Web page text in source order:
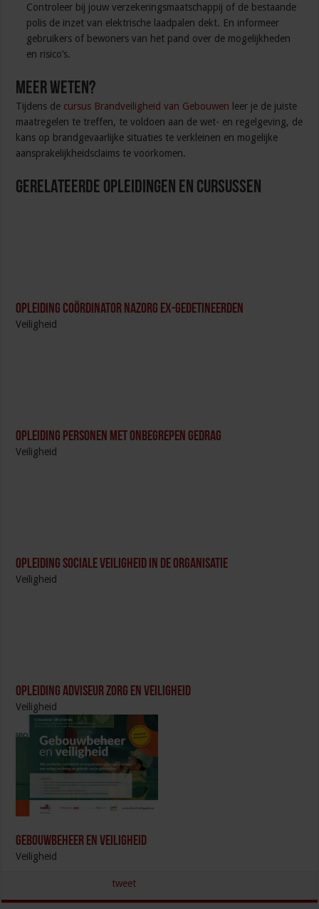
Controleer bij jouw verzekeringsmaatschappij of de bestaande
polis de inzet van elektrische laadpalen dekt. En informeer
gebruikers of bewoners van het pand over de mogelijkheden
en risico’s.
Meer weten?
Tijdens de cursus Brandveiligheid van Gebouwen leer je de juiste
maatregelen te treffen, te voldoen aan de wet- en regelgeving, de
kans op brandgevaarlijke situaties te verkleinen en mogelijke
aansprakelijkheidsclaims te voorkomen.
Gerelateerde Opleidingen en Cursussen
Opleiding Coördinator nazorg ex-gedetineerden
Veiligheid
Opleiding Personen met onbegrepen gedrag
Veiligheid
Opleiding Sociale Veiligheid in de Organisatie
Veiligheid
Opleiding Adviseur zorg en veiligheid
Veiligheid
Gebouwbeheer en veiligheid
Veiligheid
tweet